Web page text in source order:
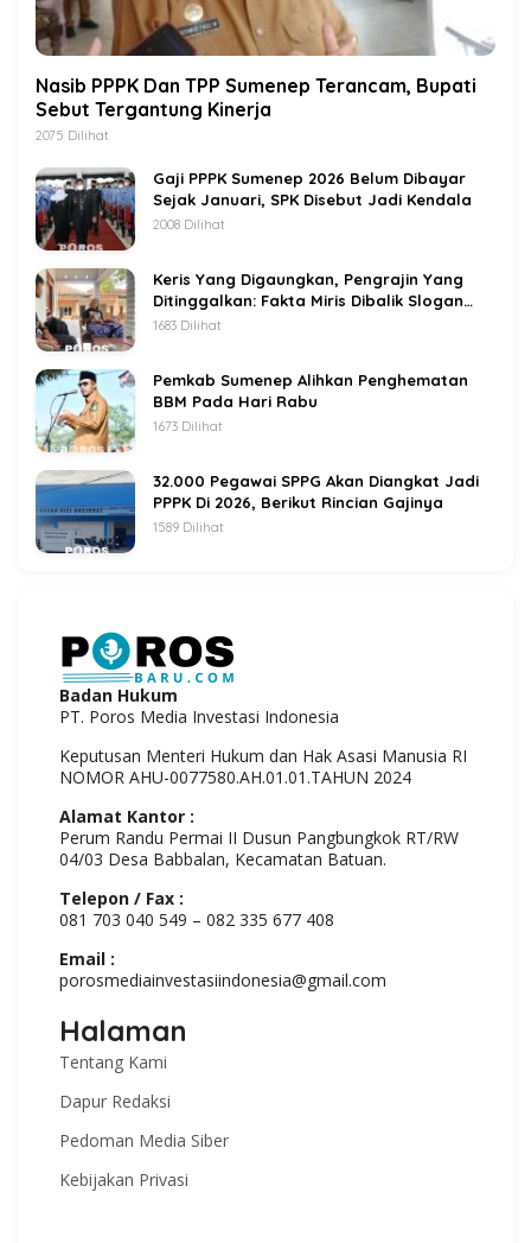
Nasib PPPK Dan TPP Sumenep Terancam, Bupati
Sebut Tergantung Kinerja
2075 Dilihat
Gaji PPPK Sumenep 2026 Belum Dibayar
Sejak Januari, SPK Disebut Jadi Kendala
2008 Dilihat
Keris Yang Digaungkan, Pengrajin Yang
Ditinggalkan: Fakta Miris Dibalik Slogan
Sumenep Kota Keris
1683 Dilihat
Pemkab Sumenep Alihkan Penghematan
BBM Pada Hari Rabu
1673 Dilihat
32.000 Pegawai SPPG Akan Diangkat Jadi
PPPK Di 2026, Berikut Rincian Gajinya
1589 Dilihat
Badan Hukum
PT. Poros Media Investasi Indonesia
Keputusan Menteri Hukum dan Hak Asasi Manusia RI
NOMOR AHU-0077580.AH.01.01.TAHUN 2024
Alamat Kantor :
Perum Randu Permai II Dusun Pangbungkok RT/RW
04/03 Desa Babbalan, Kecamatan Batuan.
Telepon / Fax :
081 703 040 549 – 082 335 677 408
Email :
porosmediainvestasiindonesia@gmail.com
Halaman
Tentang Kami
Dapur Redaksi
Pedoman Media Siber
Kebijakan Privasi